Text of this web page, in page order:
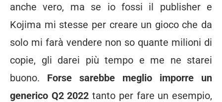
anche vero, ma se io fossi il publisher e
Kojima mi stesse per creare un gioco che da
solo mi farà vendere non so quante milioni di
copie, gli darei più tempo e me ne starei
buono. Forse sarebbe meglio imporre un
generico Q2 2022 tanto per fare un esempio,